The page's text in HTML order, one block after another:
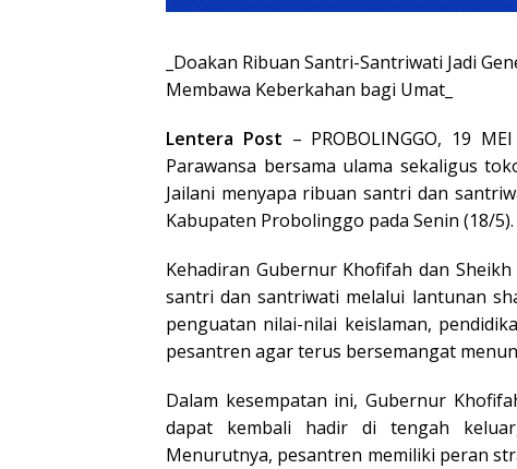
_Doakan Ribuan Santri-Santriwati Jadi
Membawa Keberkahan bagi Umat_
Lentera Post – PROBOLINGGO, 19
Parawansa bersama ulama sekaligus
Jailani menyapa ribuan santri dan
Kabupaten Probolinggo pada Senin (18/5).
Kehadiran Gubernur Khofifah dan
santri dan santriwati melalui lantunan
penguatan nilai-nilai keislaman,
pesantren agar terus bersemangat
Dalam kesempatan ini, Gubernur
dapat kembali hadir di tengah
Menurutnya, pesantren memiliki peran